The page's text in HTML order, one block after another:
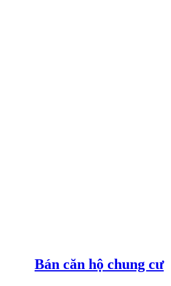
Bán căn hộ chung cư